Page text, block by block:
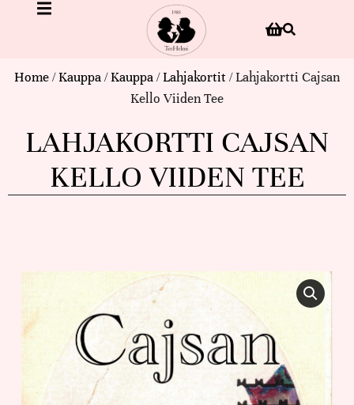
Home/Kauppa/Kauppa/Lahjakortit / Lahjakortti Cajsan
Kello Viiden Tee
LAHJAKORTTI CAJSAN
KELLO VIIDEN TEE